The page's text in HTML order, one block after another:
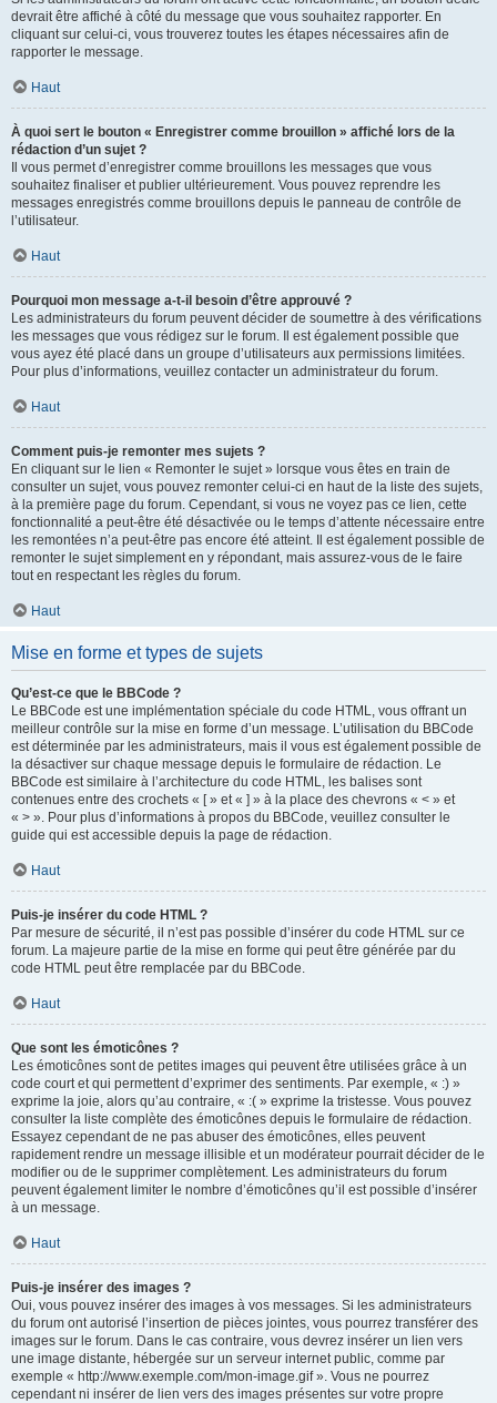
devrait être affiché à côté du message que vous souhaitez rapporter. En
cliquant sur celui-ci, vous trouverez toutes les étapes nécessaires afin de
rapporter le message.
Haut
À quoi sert le bouton « Enregistrer comme brouillon » affiché lors de la
rédaction d’un sujet ?
Il vous permet d’enregistrer comme brouillons les messages que vous
souhaitez finaliser et publier ultérieurement. Vous pouvez reprendre les
messages enregistrés comme brouillons depuis le panneau de contrôle de
l’utilisateur.
Haut
Pourquoi mon message a-t-il besoin d’être approuvé ?
Les administrateurs du forum peuvent décider de soumettre à des vérifications
les messages que vous rédigez sur le forum. Il est également possible que
vous ayez été placé dans un groupe d’utilisateurs aux permissions limitées.
Pour plus d’informations, veuillez contacter un administrateur du forum.
Haut
Comment puis-je remonter mes sujets ?
En cliquant sur le lien « Remonter le sujet » lorsque vous êtes en train de
consulter un sujet, vous pouvez remonter celui-ci en haut de la liste des sujets,
à la première page du forum. Cependant, si vous ne voyez pas ce lien, cette
fonctionnalité a peut-être été désactivée ou le temps d’attente nécessaire entre
les remontées n’a peut-être pas encore été atteint. Il est également possible de
remonter le sujet simplement en y répondant, mais assurez-vous de le faire
tout en respectant les règles du forum.
Haut
Mise en forme et types de sujets
Qu’est-ce que le BBCode ?
Le BBCode est une implémentation spéciale du code HTML, vous offrant un
meilleur contrôle sur la mise en forme d’un message. L’utilisation du BBCode
est déterminée par les administrateurs, mais il vous est également possible de
la désactiver sur chaque message depuis le formulaire de rédaction. Le
BBCode est similaire à l’architecture du code HTML, les balises sont
contenues entre des crochets « [ » et « ] » à la place des chevrons « < » et
« > ». Pour plus d’informations à propos du BBCode, veuillez consulter le
guide qui est accessible depuis la page de rédaction.
Haut
Puis-je insérer du code HTML ?
Par mesure de sécurité, il n’est pas possible d’insérer du code HTML sur ce
forum. La majeure partie de la mise en forme qui peut être générée par du
code HTML peut être remplacée par du BBCode.
Haut
Que sont les émoticônes ?
Les émoticônes sont de petites images qui peuvent être utilisées grâce à un
code court et qui permettent d’exprimer des sentiments. Par exemple, « :) »
exprime la joie, alors qu’au contraire, « :( » exprime la tristesse. Vous pouvez
consulter la liste complète des émoticônes depuis le formulaire de rédaction.
Essayez cependant de ne pas abuser des émoticônes, elles peuvent
rapidement rendre un message illisible et un modérateur pourrait décider de le
modifier ou de le supprimer complètement. Les administrateurs du forum
peuvent également limiter le nombre d’émoticônes qu’il est possible d’insérer
à un message.
Haut
Puis-je insérer des images ?
Oui, vous pouvez insérer des images à vos messages. Si les administrateurs
du forum ont autorisé l’insertion de pièces jointes, vous pourrez transférer des
images sur le forum. Dans le cas contraire, vous devrez insérer un lien vers
une image distante, hébergée sur un serveur internet public, comme par
exemple « http://www.exemple.com/mon-image.gif ». Vous ne pourrez
cependant ni insérer de lien vers des images présentes sur votre propre